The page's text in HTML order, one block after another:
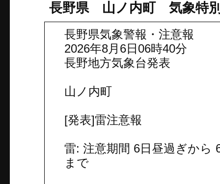
長野県 山ノ内町 気象特別
長野県気象警報・注意報
2026年8月6日06時40分
長野地方気象台発表
山ノ内町
[発表]雷注意報
雷: 注意期間 6日昼過ぎから
まで